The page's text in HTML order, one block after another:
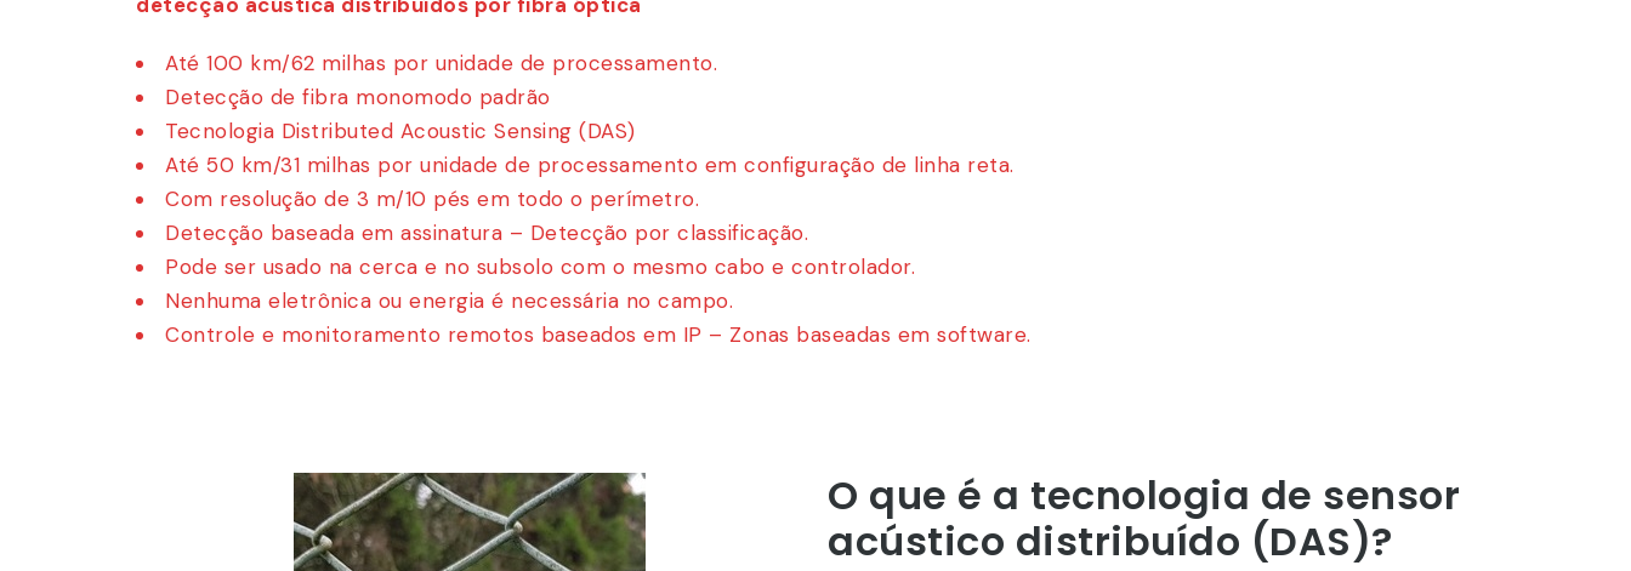
Até 100 km/62 milhas por unidade de processamento.
Detecção de fibra monomodo padrão
Tecnologia Distributed Acoustic Sensing (DAS)
Até 50 km/31 milhas por unidade de processamento em configuração de linha reta.
Com resolução de 3 m/10 pés em todo o perímetro.
Detecção baseada em assinatura – Detecção por classificação.
Pode ser usado na cerca e no subsolo com o mesmo cabo e controlador.
Nenhuma eletrônica ou energia é necessária no campo.
Controle e monitoramento remotos baseados em IP – Zonas baseadas em software.
O que é a tecnologia de sensor
acústico distribuído (DAS)?